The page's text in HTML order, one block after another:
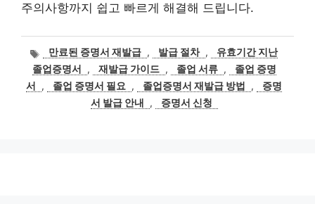
주의사항까지 쉽고 빠르게 해결해 드립니다.
태
그
만료된 증명서 재발급 , 발급 절차 ,
유효기간 지난
졸업증명서
, 재발급 가이드 , 졸업 서류 ,
졸업 증명
서
, 졸업 증명서 필요 , 졸업증명서 재발급 방법 ,
증명
서 발급 안내
, 증명서 신청